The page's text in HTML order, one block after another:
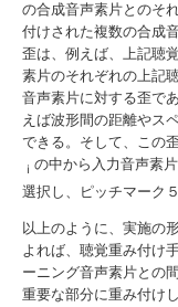
の合成音声素片とのそ
付けされた複数の合成
歪は、例えば、上記聴
素片のそれぞれの上記
音声素片に対する歪で
えば波形間の距離やス
できる。そして、この
ｉ の中から入力音声素
選択し、ピッチマーク
以上のように、実施の
よれば、聴覚重み付け
ーニング音声素片との
重要な部分に重み付け